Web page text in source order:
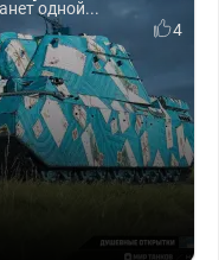
одной...
4